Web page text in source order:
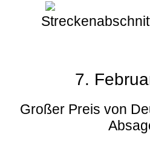
7.
Großer Preis von